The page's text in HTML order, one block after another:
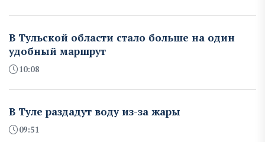
В Тульской области стало больше на один
удобный маршрут
10:08
В Туле раздадут воду из-за жары
09:51